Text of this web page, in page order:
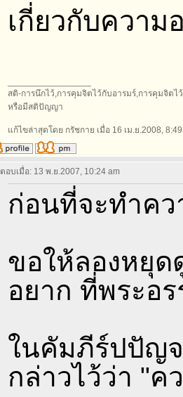
เกี่ยวกับควา
สติ-การนึกไว้,การคุมจิตไว้กับอารมร์,การคุมจิต
หรือมีสติปัญญา
แก้ไขล่าสุดโดย กรัชกาย เมื่อ 16 เม.ย.2008,
ตอบเมื่อ: 13 พ.ย.2007, 10:24 am
ก่อนที่จะทำคว
ขอให้ลองหยุด
อยาก ที่พระอ
ในคัมภีร์ปปัญ
กล่าวไว้ว่า "ค